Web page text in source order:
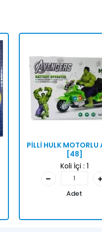
PİLLİ HULK MOTORLU
[48]
Koli İçi : 1
Adet